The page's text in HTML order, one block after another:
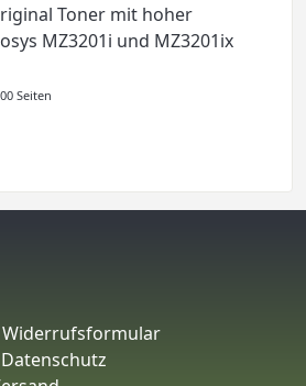
Toner mit hoher
MZ3201i und MZ3201ix
Seiten